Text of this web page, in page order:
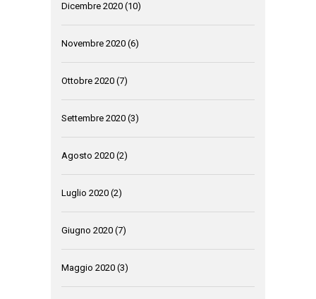
Dicembre 2020 (10)
Novembre 2020 (6)
Ottobre 2020 (7)
Settembre 2020 (3)
Agosto 2020 (2)
Luglio 2020 (2)
Giugno 2020 (7)
Maggio 2020 (3)